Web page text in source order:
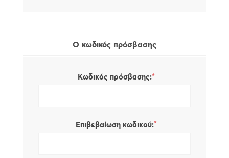
Ο κωδικός πρόσβασης
Κωδικός πρόσβασης:*
Επιβεβαίωση κωδικού:*